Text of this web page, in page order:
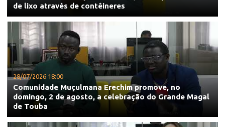
de lixo através de contêineres
28/07/2026 18:00
Comunidade Muçulmana Erechim promove, no
domingo, 2 de agosto, a celebração do Grande Magal
de Touba